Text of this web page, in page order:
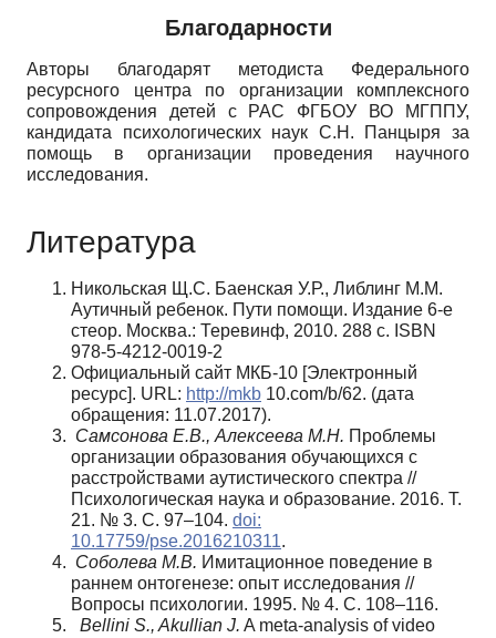
Благодарности
Авторы благодарят методиста Федерального
ресурсного центра по организации комплексного
сопровождения детей с РАС ФГБОУ ВО МГППУ,
кандидата психологических наук С.Н. Панцыря за
помощь в организации проведения научного
исследования.
Литература
Никольская Щ.С. Баенская У.Р., Либлинг М.М.
Аутичный ребенок. Пути помощи. Издание 6-е
стеор. Москва.: Теревинф, 2010. 288 с. ISBN
978-5-4212-0019-2
Официальный сайт МКБ-10 [Электронный
ресурс]. URL: http://mkb 10.com/b/62. (дата
обращения: 11.07.2017).
Самсонова Е.В., Алексеева М.Н. Проблемы
организации образования обучающихся с
расстройствами аутистического спектра //
Психологическая наука и образование. 2016. Т.
21. № 3. C. 97–104. doi:
10.17759/pse.2016210311.
Соболева М.В. Имитационное поведение в
раннем онтогенезе: опыт исследования //
Вопросы психологии. 1995. № 4. C. 108–116.
Bellini S., Akullian J. A meta-analysis of video